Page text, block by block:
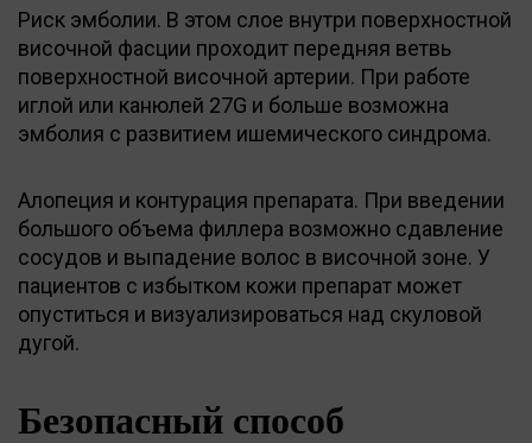
Риск эмболии. В этом слое внутри поверхностной
височной фасции проходит передняя ветвь
поверхностной височной артерии. При работе
иглой или канюлей 27G и больше возможна
эмболия с развитием ишемического синдрома.
Алопеция и контурация препарата. При введении
большого объема филлера возможно сдавление
сосудов и выпадение волос в височной зоне. У
пациентов с избытком кожи препарат может
опуститься и визуализироваться над скуловой
дугой.
Безопасный способ